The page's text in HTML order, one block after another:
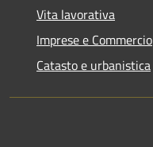
Vita lavorativa
Imprese e Commercio
Catasto e urbanistica